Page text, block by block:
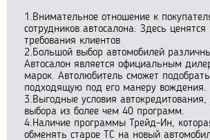
1.Внимательное отношение к
сотрудников автосалона. Здесь
требования клиентов
2.Большой выбор автомобилей
Автосалон является официальным
марок. Автолюбитель сможет
подходящую под его манеру вождения.
3.Выгодные условия автокредитования,
выбора из более чем 40 программ.
4.Наличие программы Трейд-Ин,
обменять старое ТС на новый